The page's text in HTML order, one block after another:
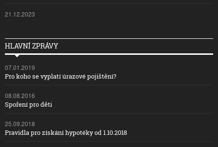
21.12.2023
HLAVNÍ ZPRÁVY
07.01.2019
Pro koho se vyplatí úrazové pojištění?
08.08.2016
Spoření pro děti
25.09.2018
Pravidla pro získání hypotéky od 1.10.2018